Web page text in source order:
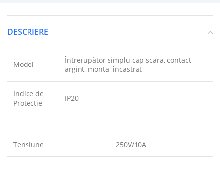
DESCRIERE
Model
Întrerupător simplu cap scara, contact
argint, montaj încastrat
Indice de
Protectie
IP20
Tensiune 250V/10A